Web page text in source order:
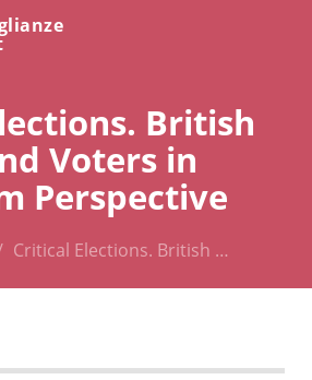
British
Voters in
Perspective
Critical Elections. British …